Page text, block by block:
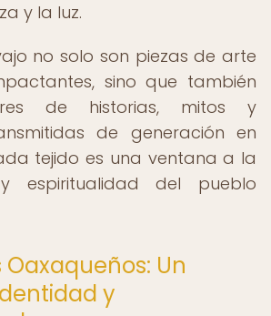
y la luz.
no solo son piezas de arte
sino que también
de historias, mitos y
de generación en
tejido es una ventana a la
espiritualidad del pueblo
Oaxaqueños: Un
y